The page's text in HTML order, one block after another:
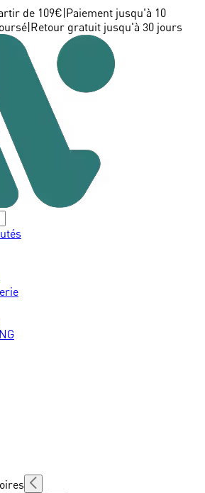
de 109€ Paiement jusqu'à 10
Retour gratuit jusqu'à 30 jours